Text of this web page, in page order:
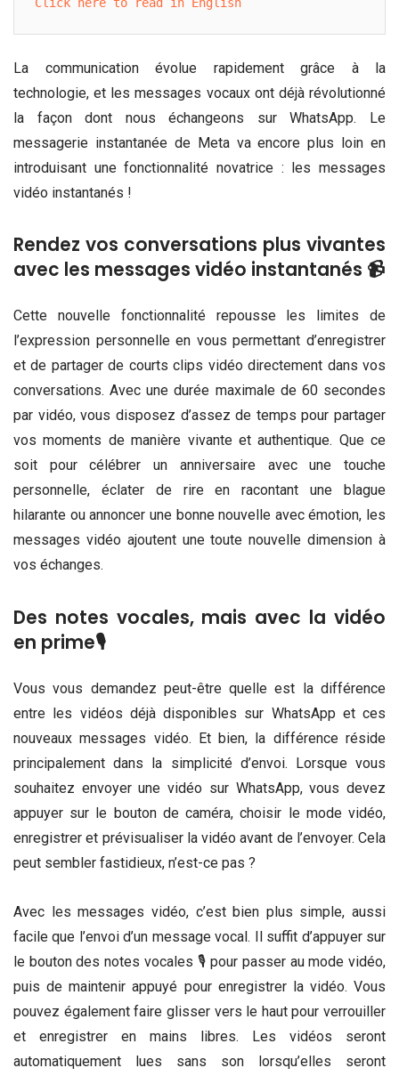
La communication évolue rapidement grâce à la
technologie, et les messages vocaux ont déjà révolutionné
la façon dont nous échangeons sur WhatsApp. Le
messagerie instantanée de Meta va encore plus loin en
introduisant une fonctionnalité novatrice : les messages
vidéo instantanés !
Rendez vos conversations plus vivantes
avec les messages vidéo instantanés 📹
Cette nouvelle fonctionnalité repousse les limites de
l’expression personnelle en vous permettant d’enregistrer
et de partager de courts clips vidéo directement dans vos
conversations. Avec une durée maximale de 60 secondes
par vidéo, vous disposez d’assez de temps pour partager
vos moments de manière vivante et authentique. Que ce
soit pour célébrer un anniversaire avec une touche
personnelle, éclater de rire en racontant une blague
hilarante ou annoncer une bonne nouvelle avec émotion, les
messages vidéo ajoutent une toute nouvelle dimension à
vos échanges.
Des notes vocales, mais avec la vidéo
en prime🎙️
Vous vous demandez peut-être quelle est la différence
entre les vidéos déjà disponibles sur WhatsApp et ces
nouveaux messages vidéo. Et bien, la différence réside
principalement dans la simplicité d’envoi. Lorsque vous
souhaitez envoyer une vidéo sur WhatsApp, vous devez
appuyer sur le bouton de caméra, choisir le mode vidéo,
enregistrer et prévisualiser la vidéo avant de l’envoyer. Cela
peut sembler fastidieux, n’est-ce pas ?
Avec les messages vidéo, c’est bien plus simple, aussi
facile que l’envoi d’un message vocal. Il suffit d’appuyer sur
le bouton des notes vocales 🎙️ pour passer au mode vidéo,
puis de maintenir appuyé pour enregistrer la vidéo. Vous
pouvez également faire glisser vers le haut pour verrouiller
et enregistrer en mains libres. Les vidéos seront
automatiquement lues sans son lorsqu’elles seront